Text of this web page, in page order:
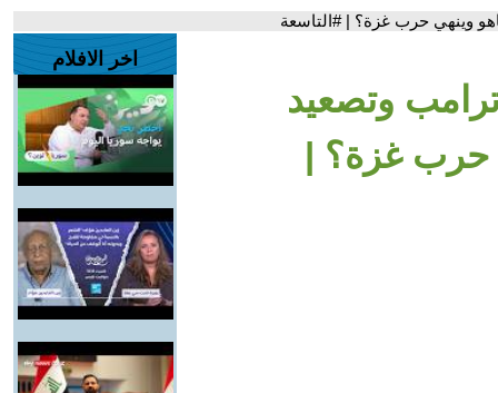
وينهي حرب غزة؟ | #التاسعة
وتصعيد
حرب غزة؟ |
اخر الافلام